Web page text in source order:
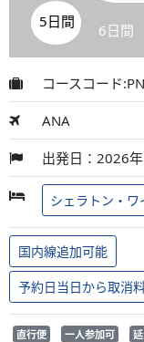
5日間 6日間
コースコード
ANA
出発日：2026
シェラトン・
国内線追加可能
予約日当日から取消
直行便 一人参加可